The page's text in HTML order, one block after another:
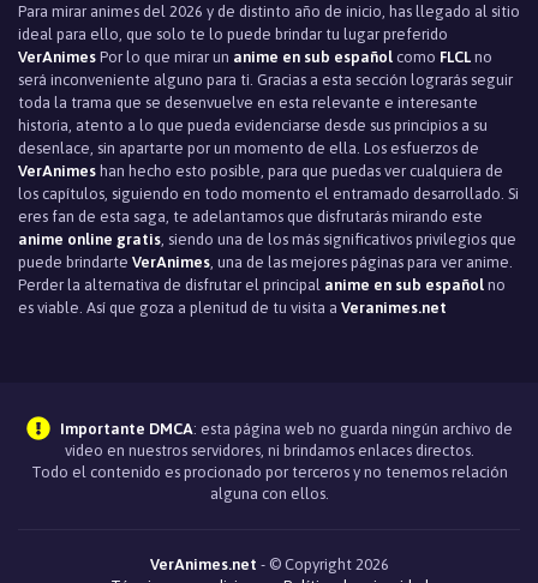
Para mirar animes del 2026 y de distinto año de inicio, has llegado al sitio
ideal para ello, que solo te lo puede brindar tu lugar preferido
VerAnimes Por lo que mirar un anime en sub español como FLCL no
será inconveniente alguno para ti. Gracias a esta sección lograrás seguir
toda la trama que se desenvuelve en esta relevante e interesante
historia, atento a lo que pueda evidenciarse desde sus principios a su
desenlace, sin apartarte por un momento de ella. Los esfuerzos de
VerAnimes han hecho esto posible, para que puedas ver cualquiera de
los capítulos, siguiendo en todo momento el entramado desarrollado. Si
eres fan de esta saga, te adelantamos que disfrutarás mirando este
anime online gratis , siendo una de los más significativos privilegios que
puede brindarte VerAnimes , una de las mejores páginas para ver anime.
Perder la alternativa de disfrutar el principal anime en sub español no
es viable. Así que goza a plenitud de tu visita a Veranimes.net
Importante DMCA: esta página web no guarda ningún archivo de
video en nuestros servidores, ni brindamos enlaces directos.
Todo el contenido es procionado por terceros y no tenemos relación
alguna con ellos.
VerAnimes.net - © Copyright 2026